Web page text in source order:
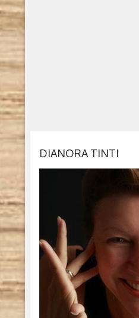
DIANORA TINTI